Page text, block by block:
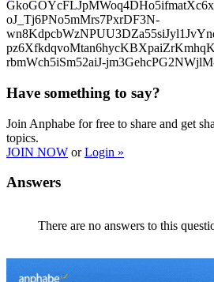
oJ_Tj6PNo5mMrs7PxrDF3N-
rbmWch5iSm52aiJ-
Have something to say?
Join Anphabe for free to share and get
topics.
JOIN NOW orLogin »
Answers
There are no answers to this